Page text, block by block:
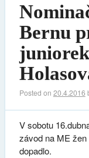
Bernu
Posted on 20.4.2016
V sobotu
závod na ME
dopadlo.